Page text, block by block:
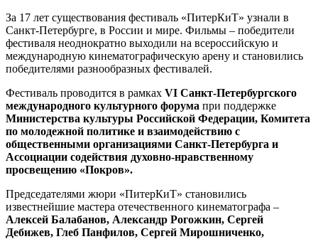
За 17 лет существования фестиваль «ПитерКиТ» узнали в
Санкт-Петербурге, в России и мире. Фильмы – победители
фестиваля неоднократно выходили на всероссийскую и
международную кинематографическую арену и становились
победителями разнообразных фестивалей.
Фестиваль проводится в рамках VI Санкт-Петербургского
международного культурного форума при поддержке
Министерства культуры Российской Федерации, Комитета
по молодежной политике и взаимодействию с
общественными организациями Санкт-Петербурга и
Ассоциации содействия духовно-нравственному
просвещению «Покров».
Председателями жюри «ПитерКиТ» становились
известнейшие мастера отечественного кинематографа –
Алексей Балабанов, Александр Рогожкин, Сергей
Дебижев, Глеб Панфилов, Сергей Мирошниченко,